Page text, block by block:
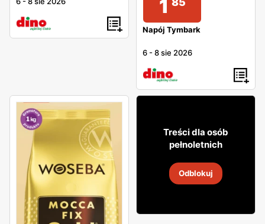
1
Napój Tymbark
6 -8 sie 2026
79 99
8 sie 2026
Treści dla osób
pełnoletnich
Odblokuj